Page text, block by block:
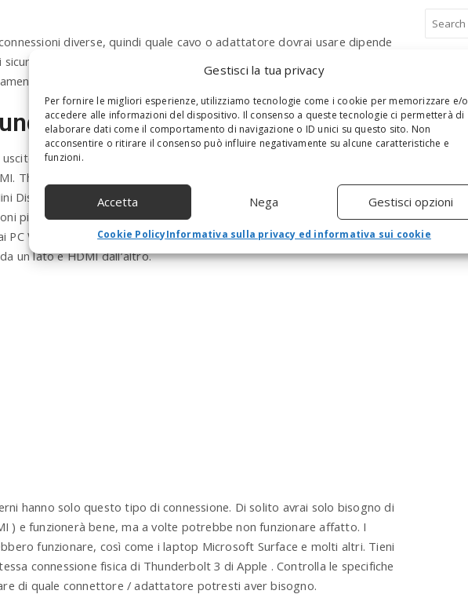
Gestisci la tua privacy
Per fornire le migliori esperienze, utilizziamo tecnologie come i cookie per memorizzare e/o
accedere alle informazioni del dispositivo. Il consenso a queste tecnologie ci permetterà di
elaborare dati come il comportamento di navigazione o ID unici su questo sito. Non
acconsentire o ritirare il consenso può influire negativamente su alcune caratteristiche e
funzioni.
Accetta Nega Gestisci opzioni
Cookie PolicyInformativa sulla privacy ed informativa sui cookie
diverse, quindi quale cavo o adattatore dovrai usare dipende
controlla il manuale o cerca su Google il modello per
un cavo HDMI da 2 o 3 metri è sufficiente.
Displayport o Usb-C
Thunderbolt, DisplayPort o Mini DisplayPort: tutte queste porte di
Thunderbolt si trova su molti laptop. Le prime due versioni del
DisplayPort, quindi i cavi o gli adattatori da Mini DisplayPort a HDMI
più recenti utilizzano gli stessi connettori di USB-C. DisplayPort di
PC Windows. Ancora una volta, avrai bisogno di un adattatore o cavo
un lato e HDMI dall’altro.
hanno solo questo tipo di connessione. Di solito avrai solo bisogno di
) e funzionerà bene, ma a volte potrebbe non funzionare affatto. I
funzionare, così come i laptop Microsoft Surface e molti altri. Tieni
connessione fisica di Thunderbolt 3 di Apple . Controlla le specifiche
di quale connettore / adattatore potresti aver bisogno.
a
n
d
t
e
n
t
e